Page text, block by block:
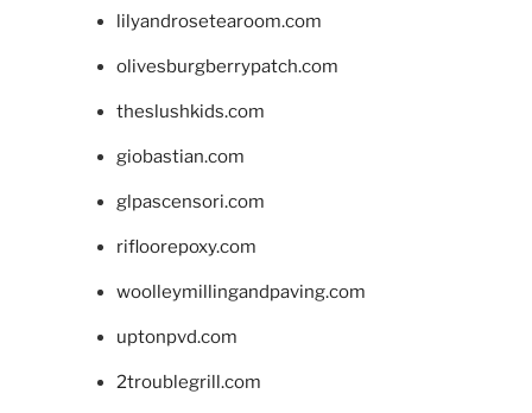
lilyandrosetearoom.com
olivesburgberrypatch.com
theslushkids.com
giobastian.com
glpascensori.com
rifloorepoxy.com
woolleymillingandpaving.com
uptonpvd.com
2troublegrill.com